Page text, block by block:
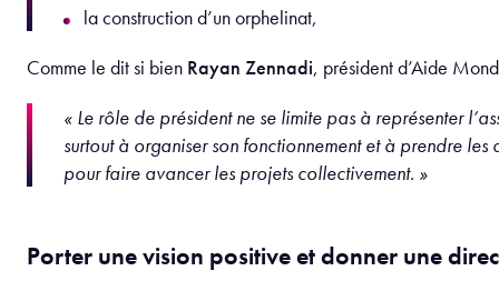
la construction d’un orphelinat,
Comme le dit si bien Rayan Zennadi, président d’Aide
« Le rôle de président ne se limite pas à représenter
surtout à organiser son fonctionnement et à prendre les
pour faire avancer les projets collectivement. »